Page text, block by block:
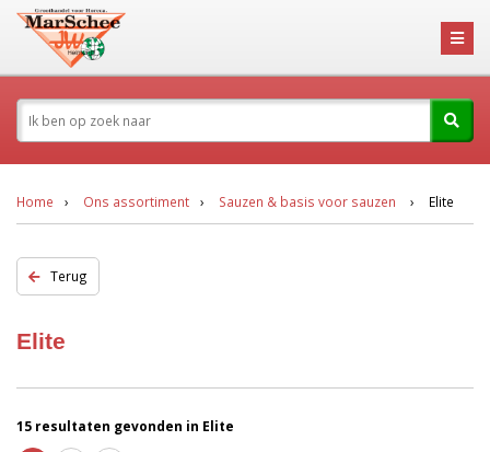
Home Ons assortiment Sauzen & basis voor sauzen Elite
Terug
Elite
15 resultaten gevonden in Elite